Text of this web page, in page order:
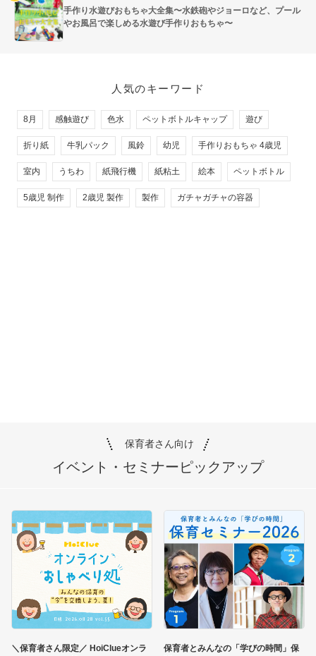
手作り水遊びおもちゃ大全集〜水鉄砲やジョーロなど、プール
やお風呂で楽しめる水遊び手作りおもちゃ〜
人気のキーワード
8月 感触遊び 色水 ペットボトルキャップ 遊び
折り紙 牛乳パック 風鈴 幼児 手作りおもちゃ 4歳児
室内 うちわ 紙飛行機 紙粘土 絵本 ペットボトル
5歳児 制作 2歳児 製作 製作 ガチャガチャの容器
保育者さん向け
イベント・セミナーピックアップ
＼保育者さん限定／ HoiClueオンラ
保育者とみんなの「学びの時間」保